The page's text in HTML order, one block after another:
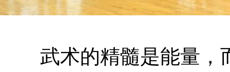
武术的精髓是能量，